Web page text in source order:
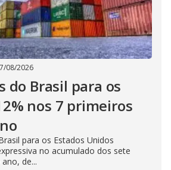
08/2026
do Brasil para os
nos 7 primeiros
para os Estados Unidos
no acumulado dos sete
de...